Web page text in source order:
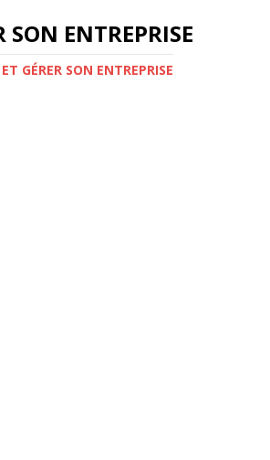
SON ENTREPRISE
ET GÉRER SON ENTREPRISE